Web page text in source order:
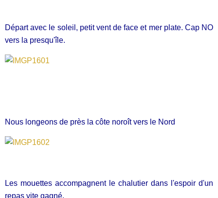
Départ avec le soleil, petit vent de face et mer plate. Cap NO
vers la presqu'île.
Nous longeons de près la côte noroît vers le Nord
Les mouettes accompagnent le chalutier dans l'espoir d'un
repas vite gagné.